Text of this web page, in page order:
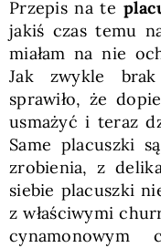
Przepis na te
jakiś czas temu
miałam na nie
Jak zwykle
sprawiło, że
usmażyć i teraz
Same placuszki
zrobienia, z
siebie placuszki
z właściwymi